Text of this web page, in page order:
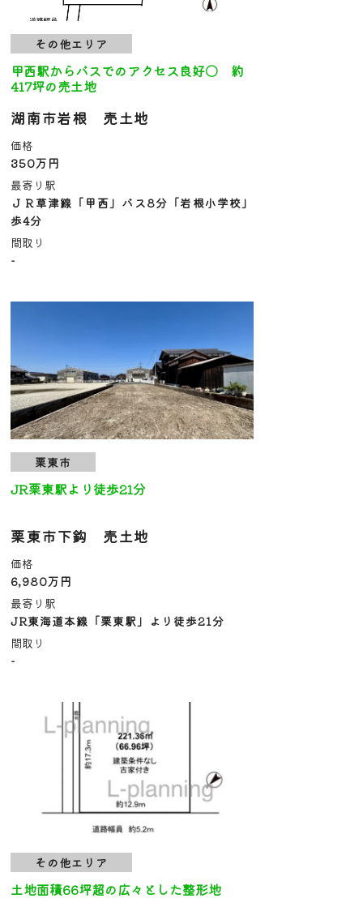
その他エリア
甲西駅からバスでのアクセス良好〇 約
417坪の売土地
湖南市岩根 売土地
価格
350万円
最寄り駅
ＪＲ草津線「甲西」バス8分「岩根小学校」
歩4分
間取り
-
栗東市
JR栗東駅より徒歩21分
栗東市下鈎 売土地
価格
6,980万円
最寄り駅
JR東海道本線「栗東駅」より徒歩21分
間取り
-
その他エリア
土地面積66坪超の広々とした整形地